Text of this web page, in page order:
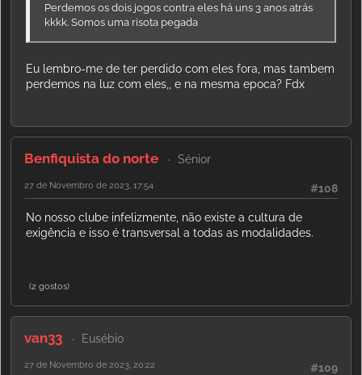
Perdemos os dois jogos contra eles há uns 3 anos atrás
kkkk. Somos uma risota pegada
Eu lembro-me de ter perdido com eles fora, mas tambem
perdemos na luz com eles,, e na mesma epoca? Fdx
Benfiquista do norte Sénior
#108
27 de Novembro de 2023, 17:54
No nosso clube infelizmente, não existe a cultura de
exigência e isso é transversal a todas as modalidades.
(2 gostos)
van33 Eusébio
#109
27 de Novembro de 2023, 20:22